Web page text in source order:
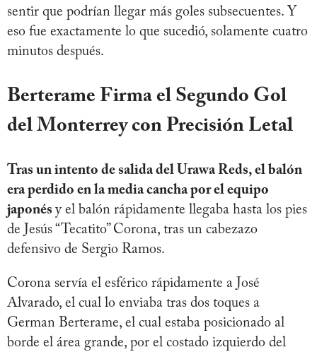
sentir que podrían llegar más goles subsecuentes. Y
eso fue exactamente lo que sucedió, solamente cuatro
minutos después.
Berterame Firma el Segundo Gol
del Monterrey con Precisión Letal
Tras un intento de salida del Urawa Reds, el balón
era perdido en la media cancha por el equipo
japonés y el balón rápidamente llegaba hasta los pies
de Jesús “Tecatito” Corona, tras un cabezazo
defensivo de Sergio Ramos.
Corona servía el esférico rápidamente a José
Alvarado, el cual lo enviaba tras dos toques a
German Berterame, el cual estaba posicionado al
borde el área grande, por el costado izquierdo del